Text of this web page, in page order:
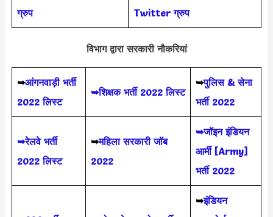
ग्रुप
Twitter ग्रुप
विभाग द्वारा सरकारी नौकरियां
➥आंगनवाड़ी भर्ती
2022 लिस्ट
➥शिक्षक भर्ती 2022 लिस्ट
➥पुलिस & सेना
भर्ती 2022
➥रेलवे भर्ती
2022 लिस्ट
➥महिला सरकारी जॉब
2022
➥जॉइन इंडियन
आर्मी [Army]
भर्ती 2022
➥इंडियन